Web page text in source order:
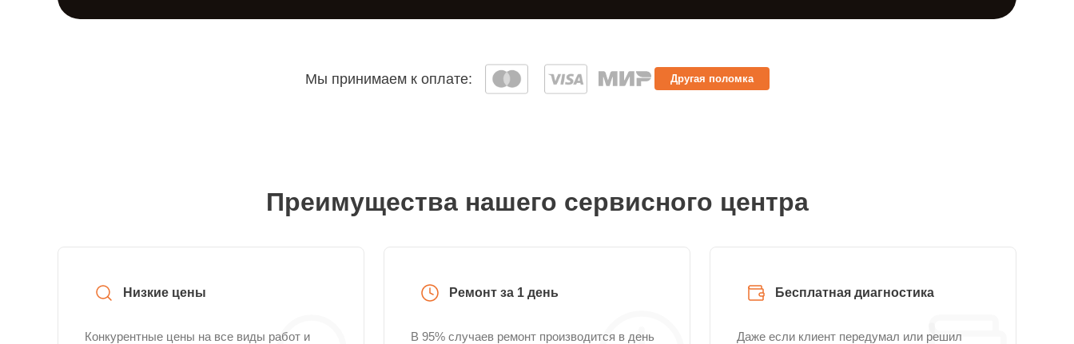
Мы принимаем к оплате: Другая поломка
Преимущества нашего сервисного центра
Низкие цены
Конкурентные цены на все виды работ и
Ремонт за 1 день
В 95% случаев ремонт производится в день
Бесплатная диагностика
Даже если клиент передумал или решил